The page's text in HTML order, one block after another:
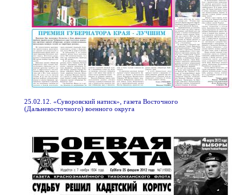
25.02.12. «Суворовский натиск», газета Восточного
(Дальневосточного) военного округа